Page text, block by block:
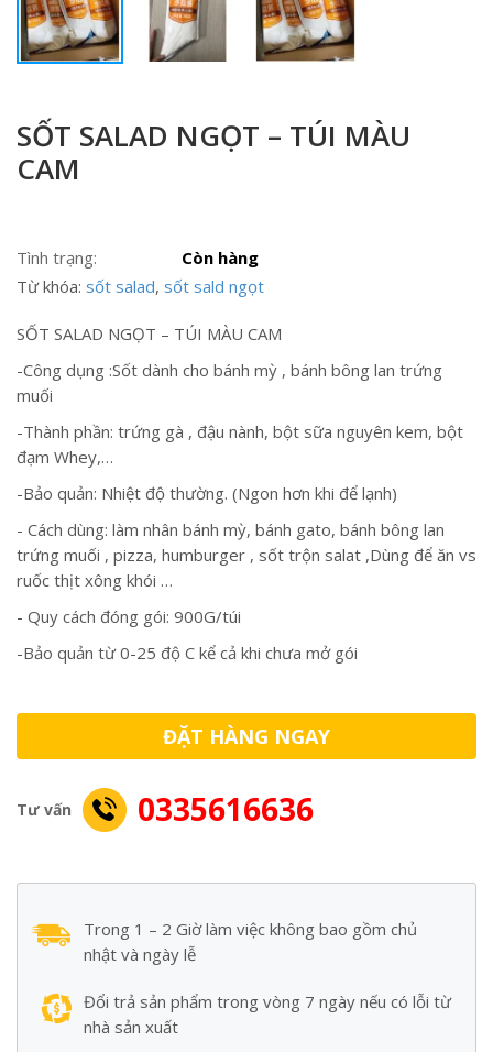
SỐT SALAD NGỌT – TÚI MÀU
CAM
Tình trạng:
Còn hàng
Từ khóa: sốt salad, sốt sald ngọt
SỐT SALAD NGỌT – TÚI MÀU CAM
-Công dụng :Sốt dành cho bánh mỳ , bánh bông lan trứng
muối
-Thành phần: trứng gà , đậu nành, bột sữa nguyên kem, bột
đạm Whey,…
-Bảo quản: Nhiệt độ thường. (Ngon hơn khi để lạnh)
️- Cách dùng: làm nhân bánh mỳ, bánh gato, bánh bông lan
trứng muối , pizza, humburger , sốt trộn salat ,Dùng để ăn vs
ruốc thịt xông khói …
️- Quy cách đóng gói: 900G/túi
️-Bảo quản từ 0-25 độ C kể cả khi chưa mở gói
ĐẶT HÀNG NGAY
Tư vấn 0335616636
Trong 1 – 2 Giờ làm việc không bao gồm chủ
nhật và ngày lễ
Đổi trả sản phẩm trong vòng 7 ngày nếu có lỗi từ
nhà sản xuất